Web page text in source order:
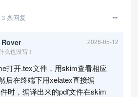
3 条回复
2026-05-12
么也没写！
打开.tex文件，用skim查看相应
后在终端下用xelatex直接编
时，编译出来的pdf文件在skim